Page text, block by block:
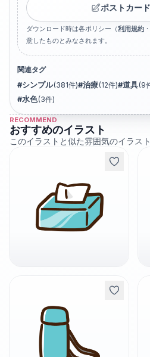
ポストカー
ダウンロード時は各ポリシー（利用規約 ・
意したものとみなされます。
関連タグ
#シンプル(381件)#治療(12件)#道具(9
#水色(3件)
RECOMMEND
おすすめのイラスト
このイラストと似た雰囲気のイラスト